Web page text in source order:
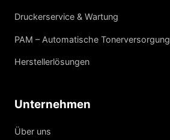
Druckerservice & Wartung
PAM – Automatische Tonerversorgung
Herstellerlösungen
Unternehmen
Über uns